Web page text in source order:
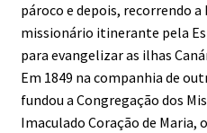
pároco e depois, recorrendo a
missionário itinerante pela
para evangelizar as ilhas
Em 1849 na companhia de
fundou a Congregação dos
Imaculado Coração de Maria,